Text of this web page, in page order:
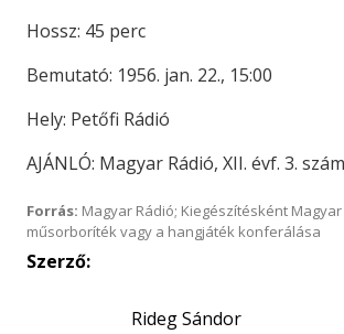
Hossz: 45 perc
Bemutató: 1956. jan. 22., 15:00
Hely: Petőfi Rádió
AJÁNLÓ: Magyar Rádió, XII. évf. 3.
Forrás: Magyar Rádió; Kiegészítésként Magyar
műsorboríték vagy a hangjáték konferálása
Szerző:
Rideg Sándor